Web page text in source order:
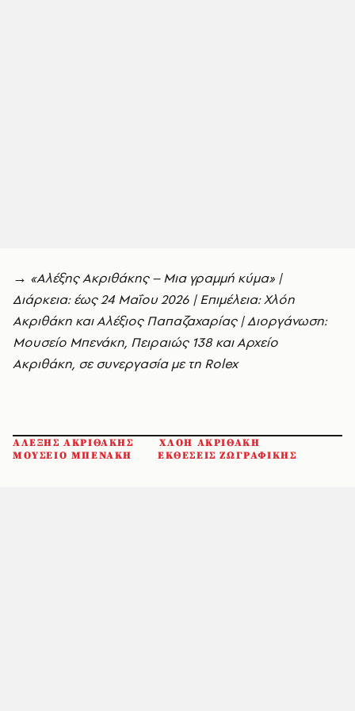
→ «Αλέξης Ακριθάκης – Μια γραμμή κύμα» |
Διάρκεια: έως 24 Μαΐου 2026 |Επιμέλεια: Χλόη
Ακριθάκη και Αλέξιος Παπαζαχαρίας |Διοργάνωση:
Μουσείο Μπενάκη, Πειραιώς 138 και Αρχείο
Ακριθάκη, σε συνεργασία με τη Rolex
ΑΛΕΞΗΣ ΑΚΡΙΘΑΚΗΣ
ΧΛΟΗ ΑΚΡΙΘΑΚΗ
ΜΟΥΣΕΙΟ ΜΠΕΝΑΚΗ
ΕΚΘΕΣΕΙΣ ΖΩΓΡΑΦΙΚΗΣ